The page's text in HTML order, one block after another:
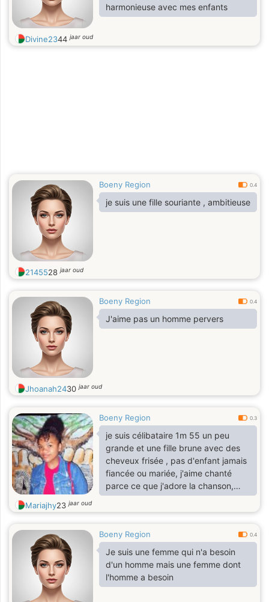
harmonieuse avec mes enfants
Divine2344jaar oud
Boeny Region 0.4
je suis une fille souriante , ambitieuse
2145528jaar oud
Boeny Region 0.4
J'aime pas un homme pervers
Jhoanah2430jaar oud
Boeny Region 0.3
je suis célibataire 1m 55 un peu
grande et une fille brune avec des
cheveux frisée , pas d'enfant jamais
fiancée ou mariée, j'aime chanté
parce ce que j'adore la chanson,
j'aime baladé
Mariajhy23jaar oud
Boeny Region 0.4
Je suis une femme qui n'a besoin
d'un homme mais une femme dont
l'homme a besoin